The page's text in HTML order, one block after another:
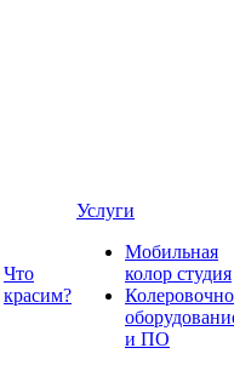
Что
красим?
Услуги
Мобильная
колор студия
и ПО